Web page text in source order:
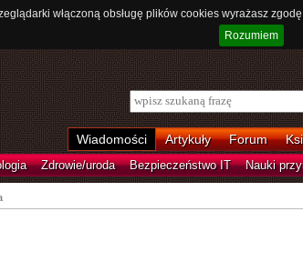
włączoną obsługę plików cookies wyrażasz
Rozumiem
Wiadomości Artykuły Forum
Zdrowie/uroda Bezpieczeństwo IT Nauki